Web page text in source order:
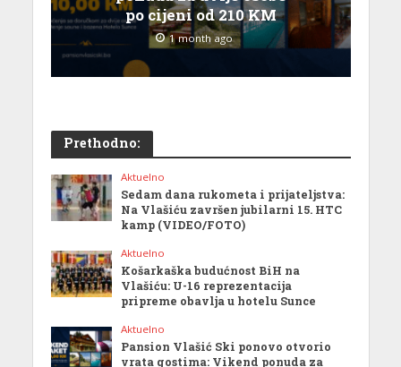
po cijeni od 210 KM
1 month ago
Prethodno:
Aktuelno
Sedam dana rukometa i prijateljstva:
Na Vlašiću završen jubilarni 15. HTC
kamp (VIDEO/FOTO)
Aktuelno
Košarkaška budućnost BiH na
Vlašiću: U-16 reprezentacija
pripreme obavlja u hotelu Sunce
Aktuelno
Pansion Vlašić Ski ponovo otvorio
vrata gostima: Vikend ponuda za